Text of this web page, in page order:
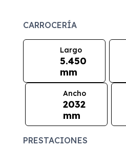
CARROCERÍA
Largo
5.450
mm
Ancho
2032
mm
PRESTACIONES